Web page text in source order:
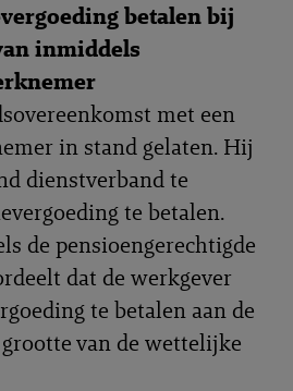
betalen bij
inmiddels
met een
in stand gelaten. Hij
dienstverband te
te betalen.
de pensioengerechtigde
dat de werkgever
te betalen aan de
van de wettelijke